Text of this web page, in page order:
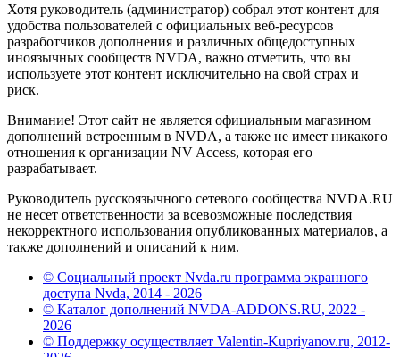
Хотя руководитель (администратор) собрал этот контент для
удобства пользователей с официальных веб-ресурсов
разработчиков дополнения и различных общедоступных
иноязычных сообществ NVDA, важно отметить, что вы
используете этот контент исключительно на свой страх и
риск.
Внимание! Этот сайт не является официальным магазином
дополнений встроенным в NVDA, а также не имеет никакого
отношения к организации NV Access, которая его
разрабатывает.
Руководитель русскоязычного сетевого сообщества NVDA.RU
не несет ответственности за всевозможные последствия
некорректного использования опубликованных материалов, а
также дополнений и описаний к ним.
© Социальный проект Nvda.ru программа экранного
доступа Nvda, 2014 - 2026
© Каталог дополнений NVDA-ADDONS.RU, 2022 -
2026
© Поддержку осуществляет Valentin-Kupriyanov.ru, 2012-